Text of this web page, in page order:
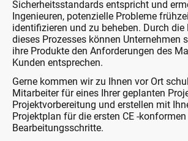
Sicherheitsstandards entspricht und
Ingenieuren, potenzielle Probleme
identifizieren und zu beheben. Durch die
dieses Prozesses können Unternehmen
ihre Produkte den Anforderungen des
Kunden entsprechen.
Gerne kommen wir zu Ihnen vor Ort
Mitarbeiter für eines Ihrer geplanten
Projektvorbereitung und erstellen mit
Projektplan für die ersten CE -konformen
Bearbeitungsschritte.